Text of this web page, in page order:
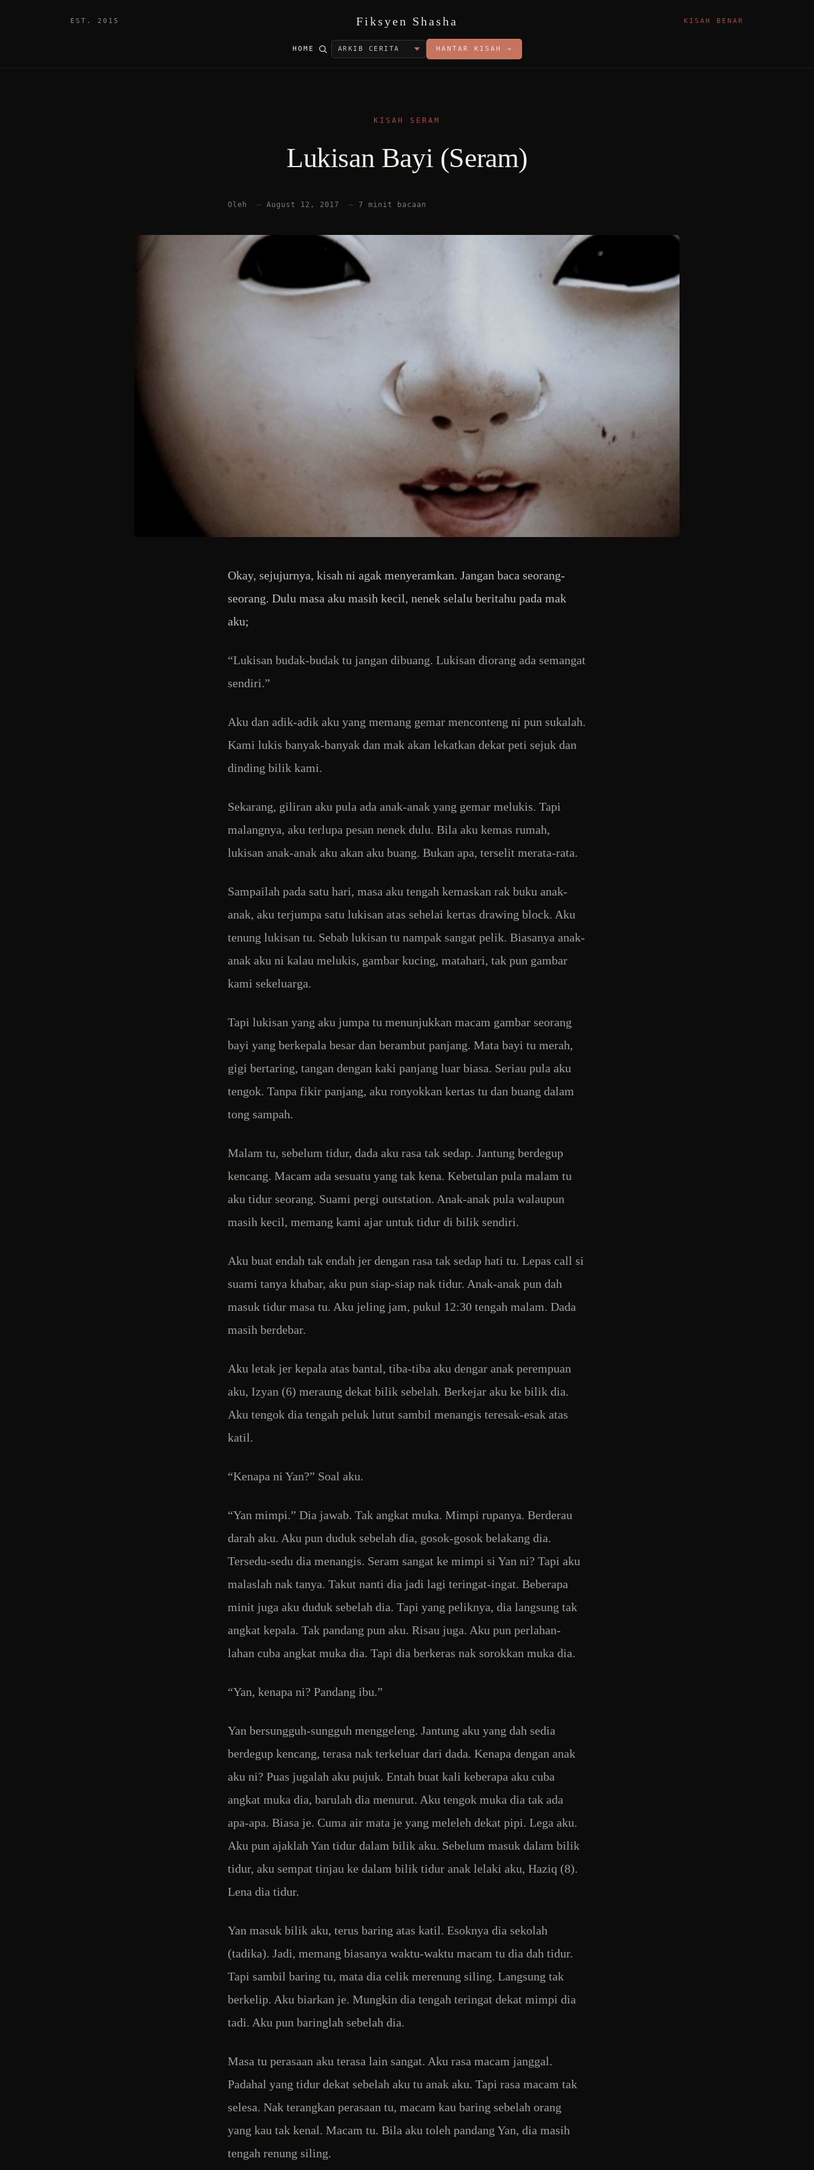
EST. 2015 Fiksyen Shasha KISAH BENAR
HOME HANTAR KISAH →
KISAH SERAM
Lukisan Bayi (Seram)
Oleh — August 12, 2017 — 7 minit bacaan
Okay, sejujurnya, kisah ni agak menyeramkan. Jangan baca seorang-
seorang. Dulu masa aku masih kecil, nenek selalu beritahu pada mak
aku;
“Lukisan budak-budak tu jangan dibuang. Lukisan diorang ada semangat
sendiri.”
Aku dan adik-adik aku yang memang gemar menconteng ni pun sukalah.
Kami lukis banyak-banyak dan mak akan lekatkan dekat peti sejuk dan
dinding bilik kami.
Sekarang, giliran aku pula ada anak-anak yang gemar melukis. Tapi
malangnya, aku terlupa pesan nenek dulu. Bila aku kemas rumah,
lukisan anak-anak aku akan aku buang. Bukan apa, terselit merata-rata.
Sampailah pada satu hari, masa aku tengah kemaskan rak buku anak-
anak, aku terjumpa satu lukisan atas sehelai kertas drawing block. Aku
tenung lukisan tu. Sebab lukisan tu nampak sangat pelik. Biasanya anak-
anak aku ni kalau melukis, gambar kucing, matahari, tak pun gambar
kami sekeluarga.
Tapi lukisan yang aku jumpa tu menunjukkan macam gambar seorang
bayi yang berkepala besar dan berambut panjang. Mata bayi tu merah,
gigi bertaring, tangan dengan kaki panjang luar biasa. Seriau pula aku
tengok. Tanpa fikir panjang, aku ronyokkan kertas tu dan buang dalam
tong sampah.
Malam tu, sebelum tidur, dada aku rasa tak sedap. Jantung berdegup
kencang. Macam ada sesuatu yang tak kena. Kebetulan pula malam tu
aku tidur seorang. Suami pergi outstation. Anak-anak pula walaupun
masih kecil, memang kami ajar untuk tidur di bilik sendiri.
Aku buat endah tak endah jer dengan rasa tak sedap hati tu. Lepas call si
suami tanya khabar, aku pun siap-siap nak tidur. Anak-anak pun dah
masuk tidur masa tu. Aku jeling jam, pukul 12:30 tengah malam. Dada
masih berdebar.
Aku letak jer kepala atas bantal, tiba-tiba aku dengar anak perempuan
aku, Izyan (6) meraung dekat bilik sebelah. Berkejar aku ke bilik dia.
Aku tengok dia tengah peluk lutut sambil menangis teresak-esak atas
katil.
“Kenapa ni Yan?” Soal aku.
“Yan mimpi.” Dia jawab. Tak angkat muka. Mimpi rupanya. Berderau
darah aku. Aku pun duduk sebelah dia, gosok-gosok belakang dia.
Tersedu-sedu dia menangis. Seram sangat ke mimpi si Yan ni? Tapi aku
malaslah nak tanya. Takut nanti dia jadi lagi teringat-ingat. Beberapa
minit juga aku duduk sebelah dia. Tapi yang peliknya, dia langsung tak
angkat kepala. Tak pandang pun aku. Risau juga. Aku pun perlahan-
lahan cuba angkat muka dia. Tapi dia berkeras nak sorokkan muka dia.
“Yan, kenapa ni? Pandang ibu.”
Yan bersungguh-sungguh menggeleng. Jantung aku yang dah sedia
berdegup kencang, terasa nak terkeluar dari dada. Kenapa dengan anak
aku ni? Puas jugalah aku pujuk. Entah buat kali keberapa aku cuba
angkat muka dia, barulah dia menurut. Aku tengok muka dia tak ada
apa-apa. Biasa je. Cuma air mata je yang meleleh dekat pipi. Lega aku.
Aku pun ajaklah Yan tidur dalam bilik aku. Sebelum masuk dalam bilik
tidur, aku sempat tinjau ke dalam bilik tidur anak lelaki aku, Haziq (8).
Lena dia tidur.
Yan masuk bilik aku, terus baring atas katil. Esoknya dia sekolah
(tadika). Jadi, memang biasanya waktu-waktu macam tu dia dah tidur.
Tapi sambil baring tu, mata dia celik merenung siling. Langsung tak
berkelip. Aku biarkan je. Mungkin dia tengah teringat dekat mimpi dia
tadi. Aku pun baringlah sebelah dia.
Masa tu perasaan aku terasa lain sangat. Aku rasa macam janggal.
Padahal yang tidur dekat sebelah aku tu anak aku. Tapi rasa macam tak
selesa. Nak terangkan perasaan tu, macam kau baring sebelah orang
yang kau tak kenal. Macam tu. Bila aku toleh pandang Yan, dia masih
tengah renung siling.